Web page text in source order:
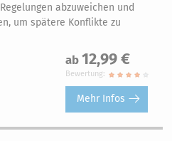
abzuweichen und
um spätere Konflikte zu
ab 12,99 €
Bewertung:
Mehr Infos